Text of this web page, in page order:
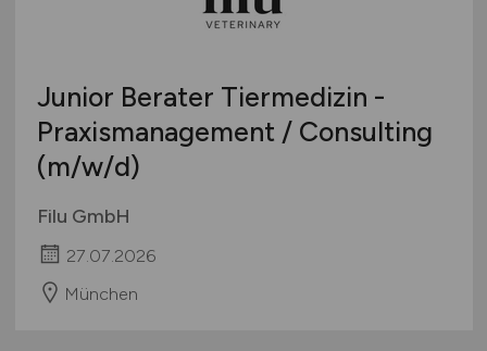
Junior Berater Tiermedizin -
Praxismanagement / Consulting
(m/w/d)
Filu GmbH
27.07.2026
München